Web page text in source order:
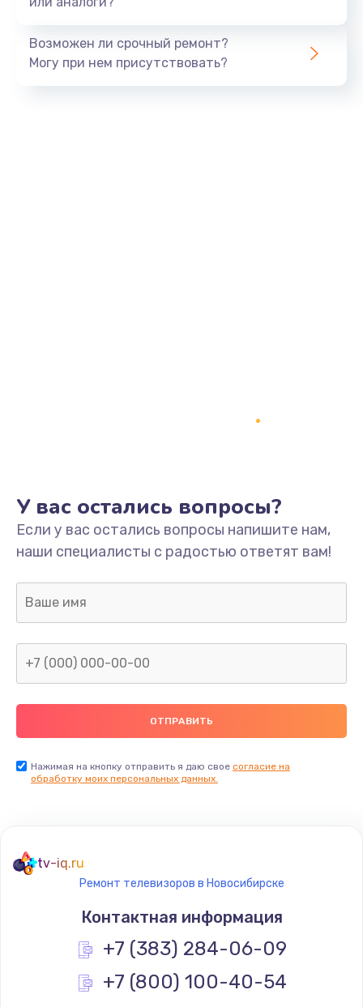
550 руб.
Не включается
1400 руб.
Заказать
800 руб.
400 руб.
Не реагирует на кнопки
Не сопряжается с устройством
Помехи и искажение звука
Возможен ли срочный ремонт?
Могу при нем присутствовать?
У вас остались вопросы?
Если у вас остались вопросы напишите нам,
наши специалисты с радостью ответят вам!
Нажимая на кнопку отправить я даю свое согласие на
обработку моих персональных данных.
tv-iq.ru
Ремонт телевизоров в Новосибирске
Контактная информация
+7 (383) 284-06-09
+7 (800) 100-40-54